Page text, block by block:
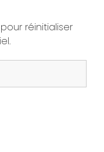
réinitialiser